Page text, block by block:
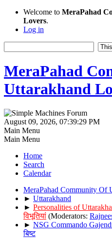
Welcome to MeraPahad
Lovers.
Log in
MeraPahad
Uttarakhand
August 09, 2026, 07:39:29 PM
Main Menu
Main Menu
Home
Search
Calendar
MeraPahad Community Of
► Uttarakhand
► Personalities of
विभूतियां (Moderators:
► NSG Commando
बिष्ट